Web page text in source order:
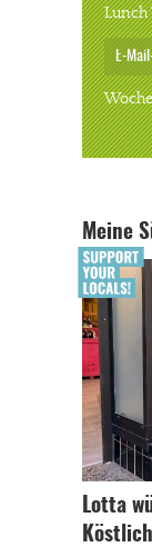
Lunch
Meine
Lotta